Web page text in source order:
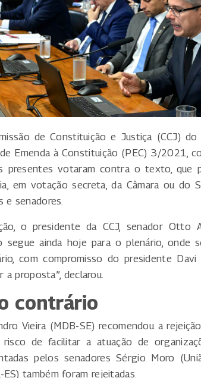
de Constituição e Justiça (CCJ)
Emenda à Constituição (PEC) 3/2021,
presentes votaram contra o texto, que
em votação secreta, da Câmara ou do
e senadores.
o presidente da CCJ, senador Otto
segue ainda hoje para o plenário, onde
com compromisso do presidente
proposta”, declarou.
contrário
Vieira (MDB-SE) recomendou a
de facilitar a atuação de
pelos senadores Sérgio Moro
também foram rejeitadas.